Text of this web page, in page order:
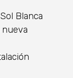
Blanca